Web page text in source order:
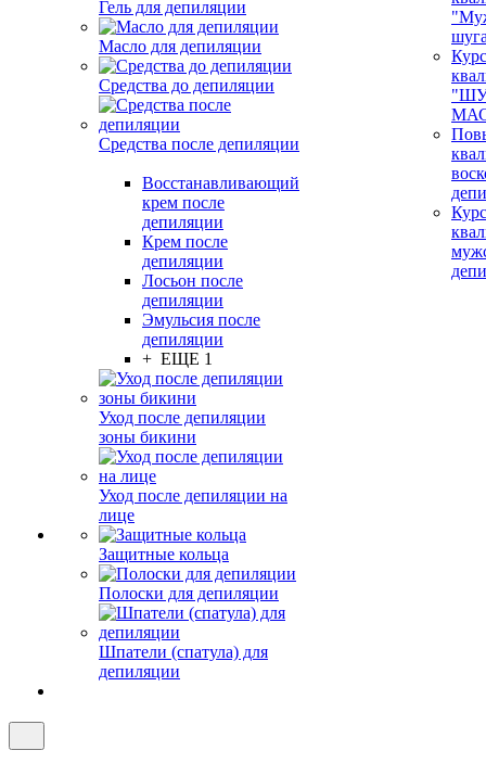
Гель для депиляции
Масло для депиляции
Средства до депиляции
Средства после депиляции
Восстанавливающий
крем после
депиляции
Крем после
депиляции
Лосьон после
депиляции
Эмульсия после
депиляции
+ ЕЩЕ 1
Уход после депиляции
зоны бикини
Уход после депиляции на
лице
Защитные кольца
Полоски для депиляции
Шпатели (спатула) для
депиляции